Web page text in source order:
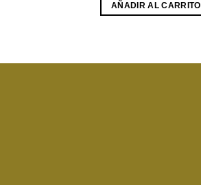
AÑADIR AL CARRITO